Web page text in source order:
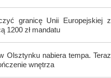
granicę Unii Europejskiej z
1200 zł mandatu
Olsztynku nabiera tempa. Teraz
wnętrza